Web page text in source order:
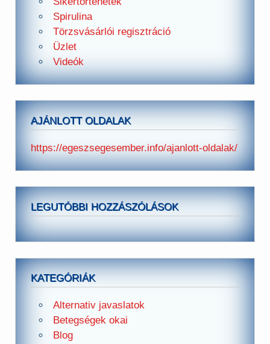
Spirulina
Törzsvásárlói regisztráció
Üzlet
Videók
AJÁNLOTT OLDALAK
https://egeszsegesember.info/ajanlott-oldalak/
LEGUTÓBBI HOZZÁSZÓLÁSOK
KATEGÓRIÁK
Alternativ javaslatok
Betegségek okai
Blog